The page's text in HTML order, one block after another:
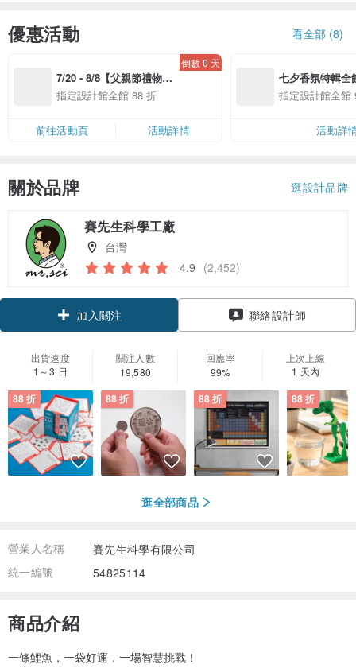
優惠活動 看全部 (8)
7/20 - 8/8【父親節禮物提
案】精選品牌全館 88 折
指定設計館全館 88 折
倒數 0 天
前往活動頁 活動詳情
七夕香氛特輯全
指定設計館全館
活動詳
關於品牌 逛設計品牌
賽先生科學工廠
台灣
4.9 (2,452)
加入關注
聯絡設計師
出貨速度
1～3 日
關注人數
19,580
回應率
99%
上次上線
1 天內
88 折 88 折 88 折 88 折
逛全部商品
營業人名稱
賽先生科學有限公司
統一編號
54825114
商品介紹
一條鯉魚，一袋好運，一場智慧挑戰！